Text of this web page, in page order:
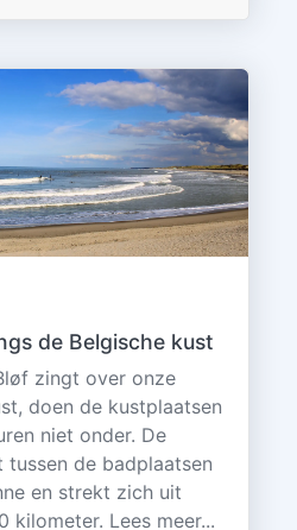
de Belgische kust
zingt over onze
doen de kustplaatsen
niet onder. De
tussen de badplaatsen
en strekt zich uit
kilometer. Lees meer...